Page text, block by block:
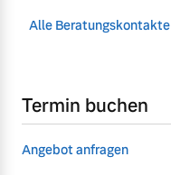
Alle Beratungskontakte
Termin buchen
Angebot anfragen